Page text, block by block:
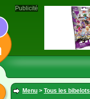
Menu > Tous les bibelots
Publicité